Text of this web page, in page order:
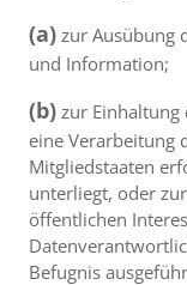
(a) zur Ausübung
und Information;
(b) zur Einhaltung
eine Verarbeitung
Mitgliedstaaten
unterliegt, oder
öffentlichen
Befugnis